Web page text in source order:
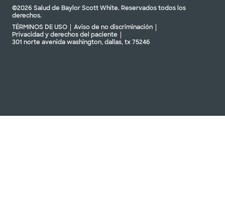
©2026 Salud de Baylor Scott White. Reservados todos los
derechos.
TÉRMINOS DE USO
Aviso de no discriminación
Privacidad y derechos del paciente
301 norte avenida washington, dallas, tx 75246